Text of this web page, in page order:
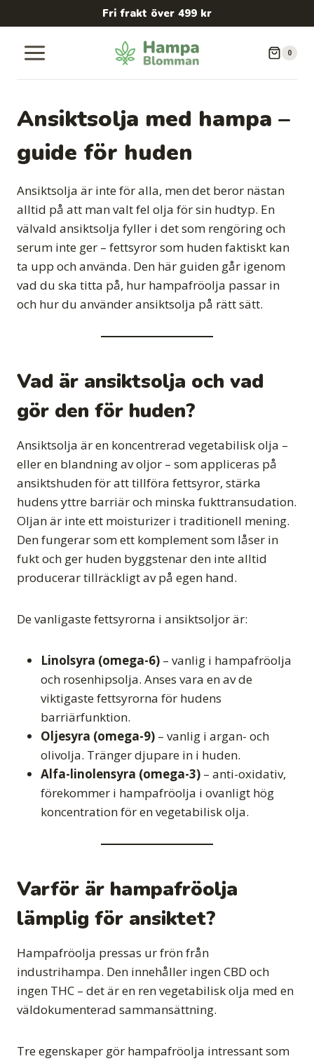
to
content
Fri frakt över 499 kr
0
Ansiktsolja med hampa –
guide för huden
Ansiktsolja är inte för alla, men det beror nästan
alltid på att man valt fel olja för sin hudtyp. En
välvald ansiktsolja fyller i det som rengöring och
serum inte ger – fettsyror som huden faktiskt kan
ta upp och använda. Den här guiden går igenom
vad du ska titta på, hur hampafröolja passar in
och hur du använder ansiktsolja på rätt sätt.
Vad är ansiktsolja och vad
gör den för huden?
Ansiktsolja är en koncentrerad vegetabilisk olja –
eller en blandning av oljor – som appliceras på
ansiktshuden för att tillföra fettsyror, stärka
hudens yttre barriär och minska fukttransudation.
Oljan är inte ett moisturizer i traditionell mening.
Den fungerar som ett komplement som låser in
fukt och ger huden byggstenar den inte alltid
producerar tillräckligt av på egen hand.
De vanligaste fettsyrorna i ansiktsoljor är:
Linolsyra (omega-6) – vanlig i hampafröolja
och rosenhipsolja. Anses vara en av de
viktigaste fettsyrorna för hudens
barriärfunktion.
Oljesyra (omega-9) – vanlig i argan- och
olivolja. Tränger djupare in i huden.
Alfa-linolensyra (omega-3) – anti-oxidativ,
förekommer i hampafröolja i ovanligt hög
koncentration för en vegetabilisk olja.
Varför är hampafröolja
lämplig för ansiktet?
Hampafröolja pressas ur frön från
industrihampa. Den innehåller ingen CBD och
ingen THC – det är en ren vegetabilisk olja med en
väldokumenterad sammansättning.
Tre egenskaper gör hampafröolja intressant som